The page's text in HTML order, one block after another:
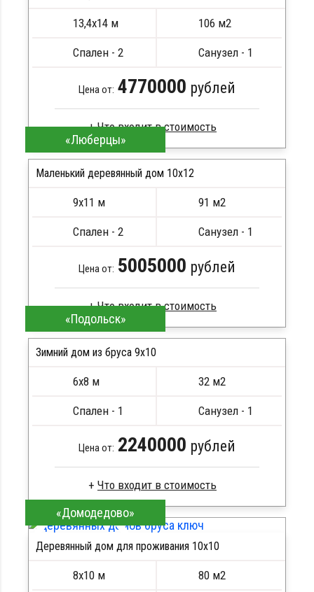
Метизы, саморезы, гвозди
Сборка на березовые нагеля, джут
ПОДРОБНЕЕ
13,4х14 м 106 м2
Спален - 2 Санузел - 1
Цена от: 4770000 рублей
Брус камерной сушки
Стропила, балки 50х200 мм
Метизы, саморезы, гвозди
Сборка на березовые нагеля, джут
«Люберцы»
Маленький деревянный дом 10х12
9х11 м 91 м2
Спален - 2 Санузел - 1
Цена от: 5005000 рублей
Профилированный брус
Стропила, балки 50х200 мм
Метизы, саморезы, гвозди
Сборка на березовые нагеля, джут
«Подольск»
Зимний дом из бруса 9х10
6х8 м 32 м2
Спален - 1 Санузел - 1
Цена от: 2240000 рублей
Профилированный брус
Стропила, балки 50х200 мм
Кровля металлочерепица
Сборка на березовые нагеля, джут
ПОДРОБНЕЕ
«Домодедово»
Деревянный дом для проживания 10x10
8х10 м 80 м2
ПОДРОБНЕЕ